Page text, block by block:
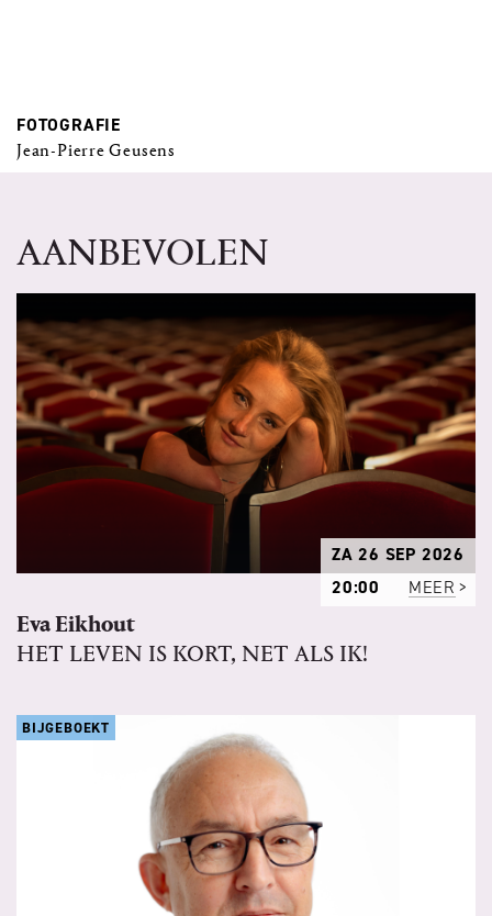
FOTOGRAFIE
Jean-Pierre Geusens
AANBEVOLEN
ZA 26 SEP 2026
20:00
MEER
Eva Eikhout
HET LEVEN IS KORT, NET ALS IK!
BIJGEBOEKT